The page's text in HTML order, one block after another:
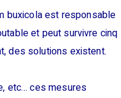
buxicola est responsable
et peut survivre cinq
des solutions existent.
etc… ces mesures